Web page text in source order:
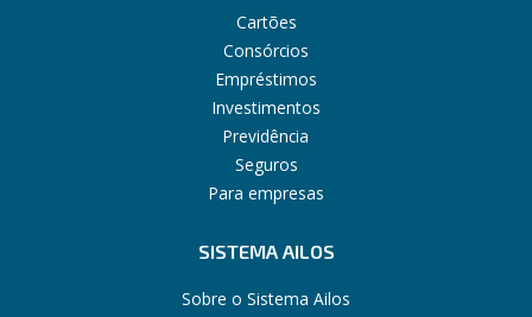
Cartões
Consórcios
Empréstimos
Investimentos
Previdência
Seguros
Para empresas
SISTEMA AILOS
Sobre o Sistema Ailos